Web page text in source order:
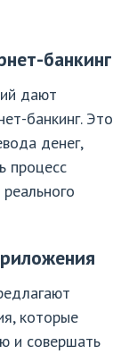
банкинг
дают
банкинг. Это
денег,
процесс
которые
и совершать